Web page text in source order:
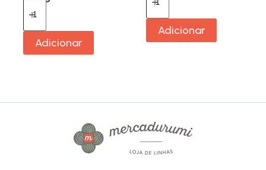
Adicionar
Adicionar